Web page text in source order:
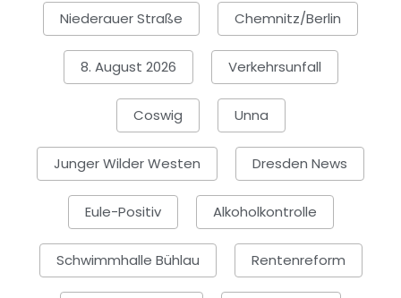
Niederauer Straße Chemnitz/Berlin
8. August 2026 Verkehrsunfall
Coswig Unna
Junger Wilder Westen Dresden News
Eule-Positiv Alkoholkontrolle
Schwimmhalle Bühlau Rentenreform